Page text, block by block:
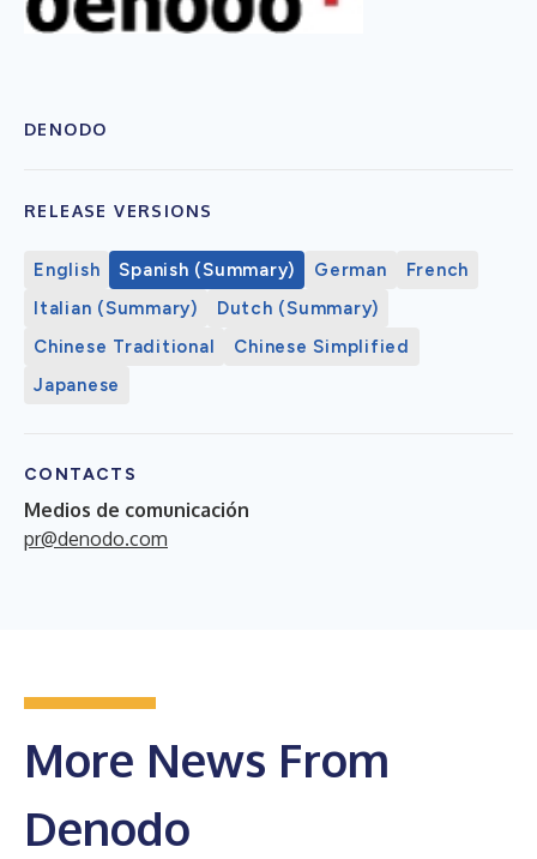
DENODO
RELEASE VERSIONS
English Spanish (Summary) German
French
Italian (Summary)
Dutch (Summary)
Chinese Traditional
Chinese Simplified
Japanese
CONTACTS
Medios de comunicación
pr@denodo.com
More News From
Denodo